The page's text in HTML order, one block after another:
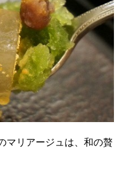
マリアージュは、和の贅